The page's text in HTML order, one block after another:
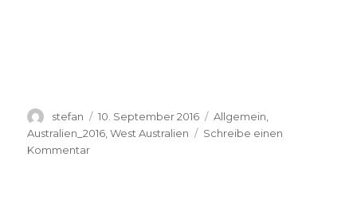
Autor
stefan
Veröffentlicht
am
10. September 2016 Kategorien
Allgemein
Australien_2016 ,West Australien
Schreibe einen
Kommentarzu